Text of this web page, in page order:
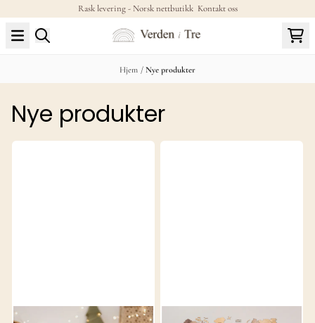
Rask levering - Norsk nettbutikk Kontakt oss
Hjem / Nye produkter
Nye produkter